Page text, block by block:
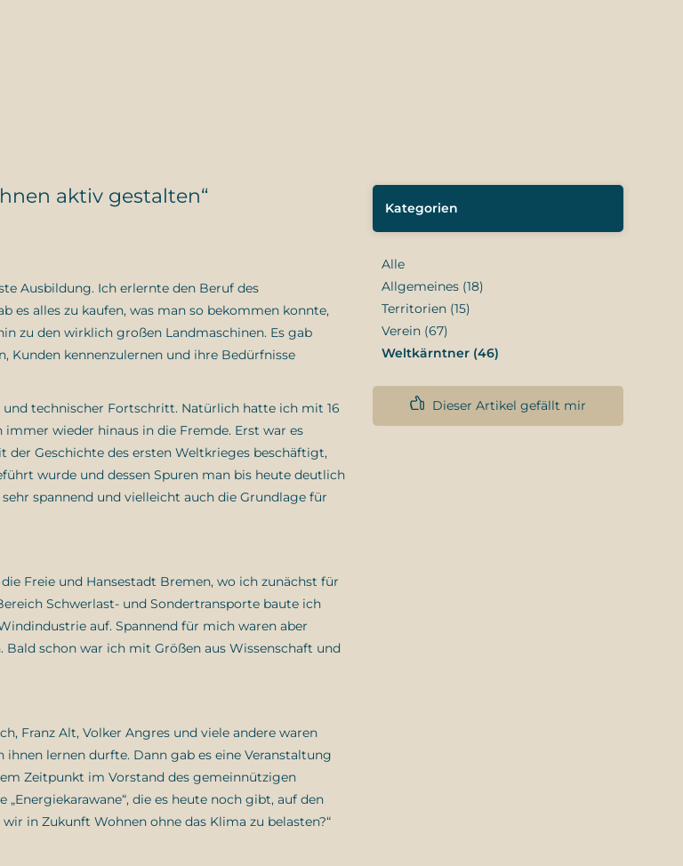
aktiv gestalten“
Ausbildung. Ich erlernte den Beruf des
es alles zu kaufen, was man so bekommen konnte,
zu den wirklich großen Landmaschinen. Es gab
Kunden kennenzulernen und ihre Bedürfnisse
technischer Fortschritt. Natürlich hatte ich mit 16
wieder hinaus in die Fremde. Erst war es
Geschichte des ersten Weltkrieges beschäftigt,
wurde und dessen Spuren man bis heute deutlich
spannend und vielleicht auch die Grundlage für
Freie und Hansestadt Bremen, wo ich zunächst für
Schwerlast- und Sondertransporte baute ich
auf. Spannend für mich waren aber
Bald schon war ich mit Größen aus Wissenschaft und
Franz Alt, Volker Angres und viele andere waren
lernen durfte. Dann gab es eine Veranstaltung
Zeitpunkt im Vorstand des gemeinnützigen
die es heute noch gibt, auf den
in Zukunft Wohnen ohne das Klima zu belasten?“
Kategorien
Alle
Allgemeines (18)
Territorien (15)
Verein (67)
Weltkärntner (46)
Dieser Artikel gefällt mir